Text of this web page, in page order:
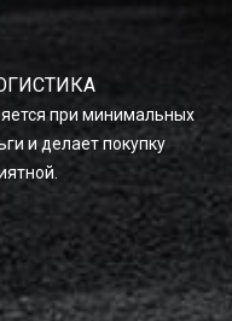
при минимальных
и делает покупку